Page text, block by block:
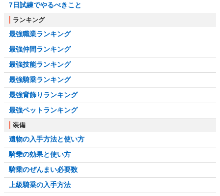
7日試練でやるべきこと
ランキング
最強職業ランキング
最強仲間ランキング
最強技能ランキング
最強騎乗ランキング
最強背飾りランキング
最強ペットランキング
装備
遺物の入手方法と使い方
騎乗の効果と使い方
騎乗のぜんまい必要数
上級騎乗の入手方法